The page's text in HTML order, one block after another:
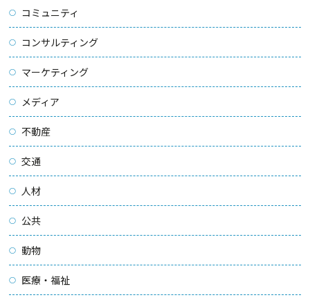
コミュニティ
コンサルティング
マーケティング
メディア
不動産
交通
人材
公共
動物
医療・福祉